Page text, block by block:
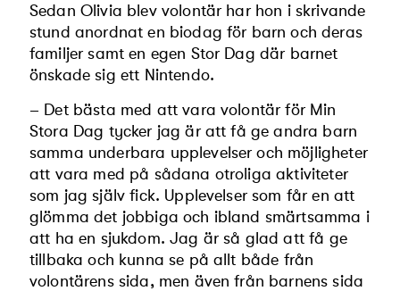
Sedan Olivia blev volontär har hon i skrivande
stund anordnat en biodag för barn och deras
familjer samt en egen Stor Dag där barnet
önskade sig ett Nintendo.
– Det bästa med att vara volontär för Min
Stora Dag tycker jag är att få ge andra barn
samma underbara upplevelser och möjligheter
att vara med på sådana otroliga aktiviteter
som jag själv fick. Upplevelser som får en att
glömma det jobbiga och ibland smärtsamma i
att ha en sjukdom. Jag är så glad att få ge
tillbaka och kunna se på allt både från
volontärens sida, men även från barnens sida